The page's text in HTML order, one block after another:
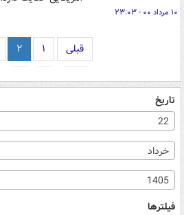
۱۰ مرداد ۰۰ - ۲۳:۰۳
قبلی ۱ ۲
تاریخ
22
خرداد
1405
فیلترها